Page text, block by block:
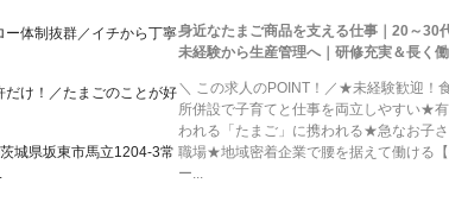
体制抜群／イチから丁寧
だけ！／たまごのことが好
城県坂東市馬立1204-3常
身近なたまご商品を支える仕事｜20～30
未経験から生産管理へ｜研修充実＆長く
＼ この求人のPOINT！／★未経験歓迎！
所併設で子育てと仕事を両立しやすい★
われる「たまご」に携われる★急なお子
職場★地域密着企業で腰を据えて働ける
ー...